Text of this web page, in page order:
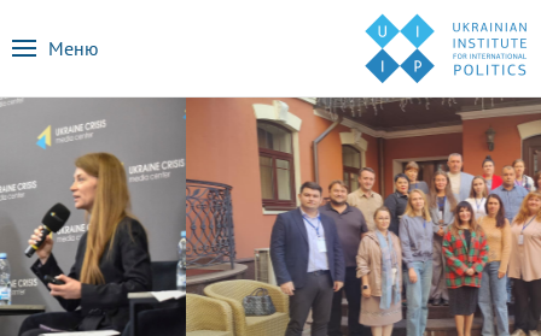
Меню